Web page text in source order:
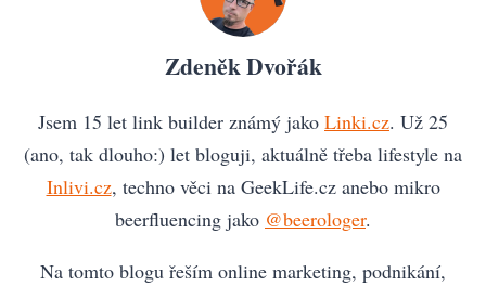
Zdeněk Dvořák
Jsem 15 let link builder známý jako Linki.cz. Už 25
(ano, tak dlouho:) let bloguji, aktuálně třeba lifestyle na
Inlivi.cz, techno věci na GeekLife.cz anebo mikro
beerfluencing jako @beerologer.
Na tomto blogu řeším online marketing, podnikání,